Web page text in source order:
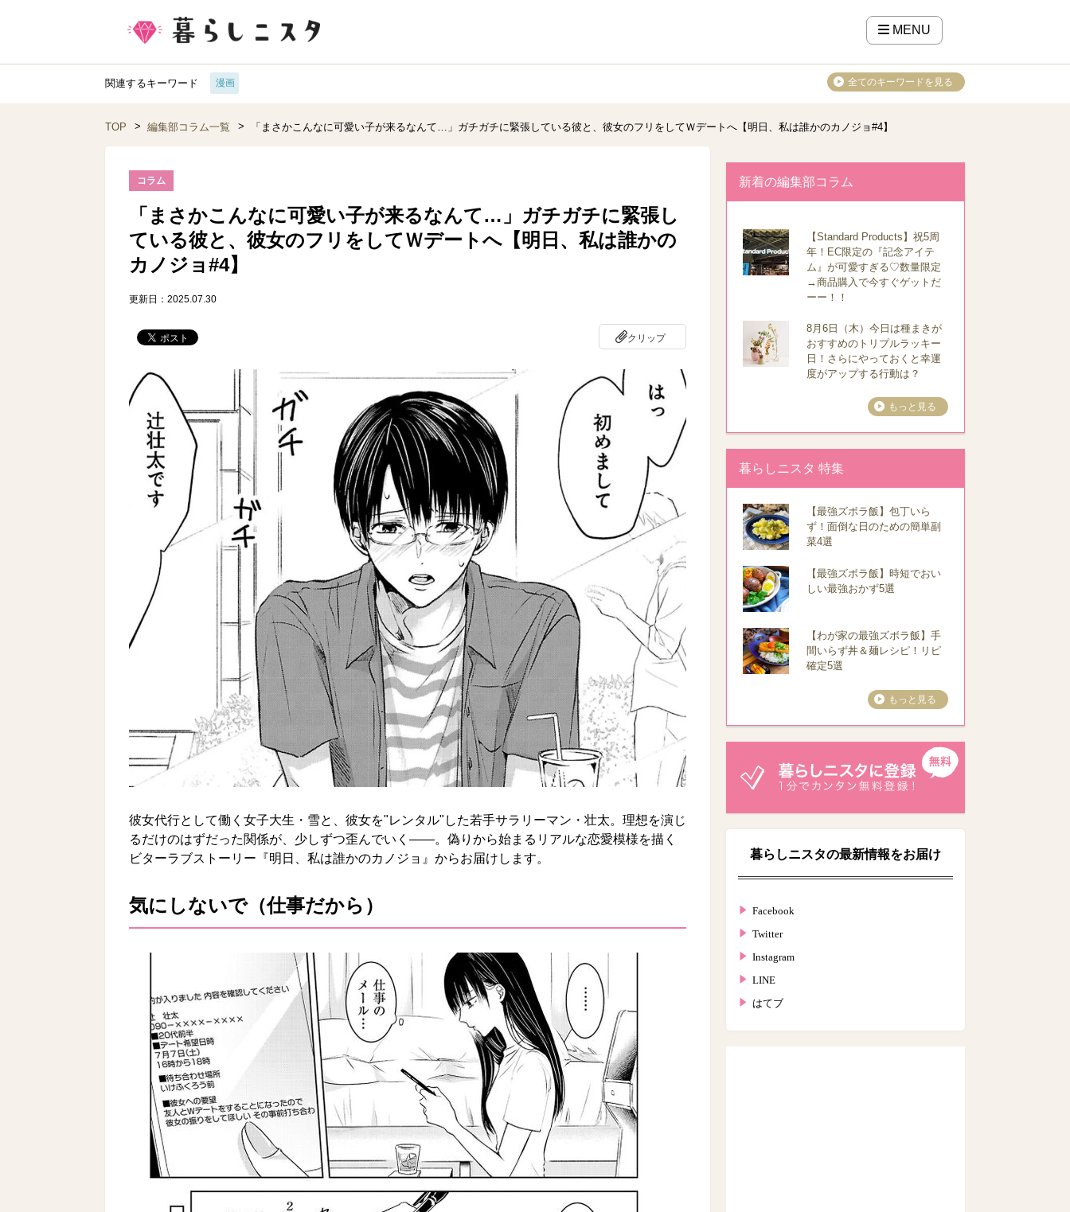
MENU
関連するキーワード 漫画 全てのキーワードを見る
TOP 編集部コラム一覧 「まさかこんなに可愛い子が来るなんて…」ガチガチに緊張している彼と、彼女のフリをしてＷデートへ【明日、私は誰かのカノジョ#4】
コラム
「まさかこんなに可愛い子が来るなんて…」ガチガチに緊張し
ている彼と、彼女のフリをしてＷデートへ【明日、私は誰かの
カノジョ#4】
更新日：2025.07.30
クリップ
彼女代行として働く女子大生・雪と、彼女を"レンタル"した若手サラリーマン・壮太。理想を演じ
るだけのはずだった関係が、少しずつ歪んでいく――。偽りから始まるリアルな恋愛模様を描く
ビターラブストーリー『明日、私は誰かのカノジョ』からお届けします。
気にしないで（仕事だから）
新着の編集部コラム
【Standard Products】祝5周
年！EC限定の『記念アイテ
ム』が可愛すぎる♡数量限定
→商品購入で今すぐゲットだ
ーー！！
8月6日（木）今日は種まきが
おすすめのトリプルラッキー
日！さらにやっておくと幸運
度がアップする行動は？
もっと見る
暮らしニスタ 特集
【最強ズボラ飯】包丁いら
ず！面倒な日のための簡単副
菜4選
【最強ズボラ飯】時短でおい
しい最強おかず5選
【わが家の最強ズボラ飯】手
間いらず丼＆麺レシピ！リピ
確定5選
もっと見る
暮らしニスタの最新情報をお届け
Facebook
Twitter
Instagram
LINE
はてブ